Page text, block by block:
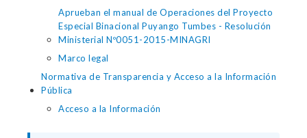
Aprueban el manual de Operaciones del Proyecto
Especial Binacional Puyango Tumbes - Resolución
Ministerial Nº0051-2015-MINAGRI
Marco legal
Normativa de Transparencia y Acceso a la Información
Pública
Acceso a la Información